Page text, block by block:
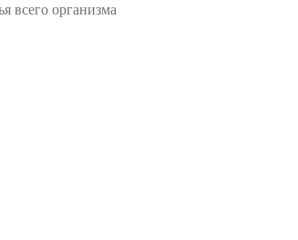
всего организма